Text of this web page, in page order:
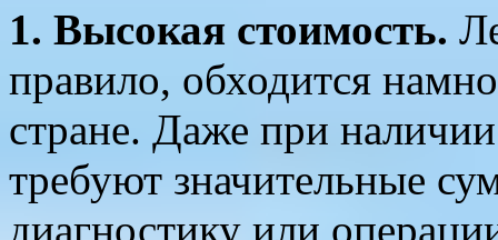
1. Высокая стоимость.
правило, обходится
стране. Даже при
требуют значительные
диагностику или